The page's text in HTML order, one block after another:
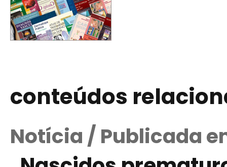
conteúdos
Notícia / Publicada